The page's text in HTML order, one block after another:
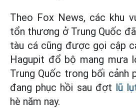
Theo Fox News, các khu
tổn thương ở Trung Quốc
tàu cá cũng được gọi cập
Hagupit đổ bộ mang mưa
Trung Quốc trong bối cảnh
đang phục hồi sau đợt lũ
hè năm nay.